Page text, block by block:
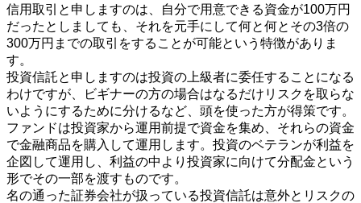
信用取引と申しますのは、自分で用意できる資金が100万円
だったとしましても、それを元手にして何と何とその3倍の
300万円までの取引をすることが可能という特徴がありま
す。
投資信託と申しますのは投資の上級者に委任することになる
わけですが、ビギナーの方の場合はなるだけリスクを取らな
いようにするために分けるなど、頭を使った方が得策です。
ファンドは投資家から運用前提で資金を集め、それらの資金
で金融商品を購入して運用します。投資のベテランが利益を
企図して運用し、利益の中より投資家に向けて分配金という
形でその一部を渡すものです。
名の通った証券会社が扱っている投資信託は意外とリスクの